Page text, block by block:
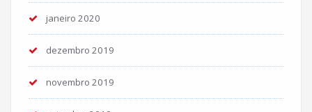
janeiro 2020
dezembro 2019
novembro 2019